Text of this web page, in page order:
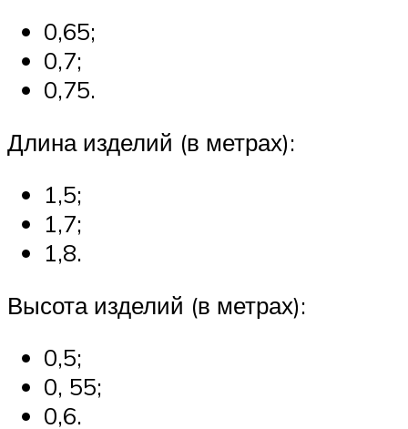
0,65;
0,7;
0,75.
Длина изделий (в метрах):
1,5;
1,7;
1,8.
Высота изделий (в метрах):
0,5;
0, 55;
0,6.